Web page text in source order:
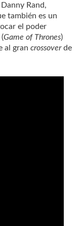
Rand,
también es un
el poder
(Game of Thrones)
al gran crossoverde